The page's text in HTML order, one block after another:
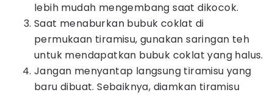
lebih mudah mengembang saat dikocok.
Saat menaburkan bubuk coklat di
permukaan tiramisu, gunakan saringan teh
untuk mendapatkan bubuk coklat yang halus.
Jangan menyantap langsung tiramisu yang
baru dibuat. Sebaiknya, diamkan tiramisu